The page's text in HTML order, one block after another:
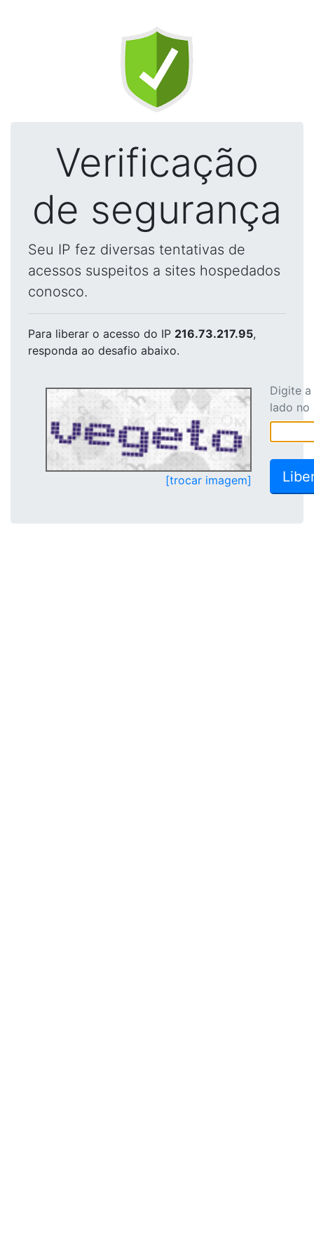
Verificação
de segurança
Seu IP fez diversas tentativas de
acessos suspeitos a sites hospedados
conosco.
Para liberar o acesso do IP 216.73.217.95,
responda ao desafio abaixo.
[trocar imagem]
Digite
lado no